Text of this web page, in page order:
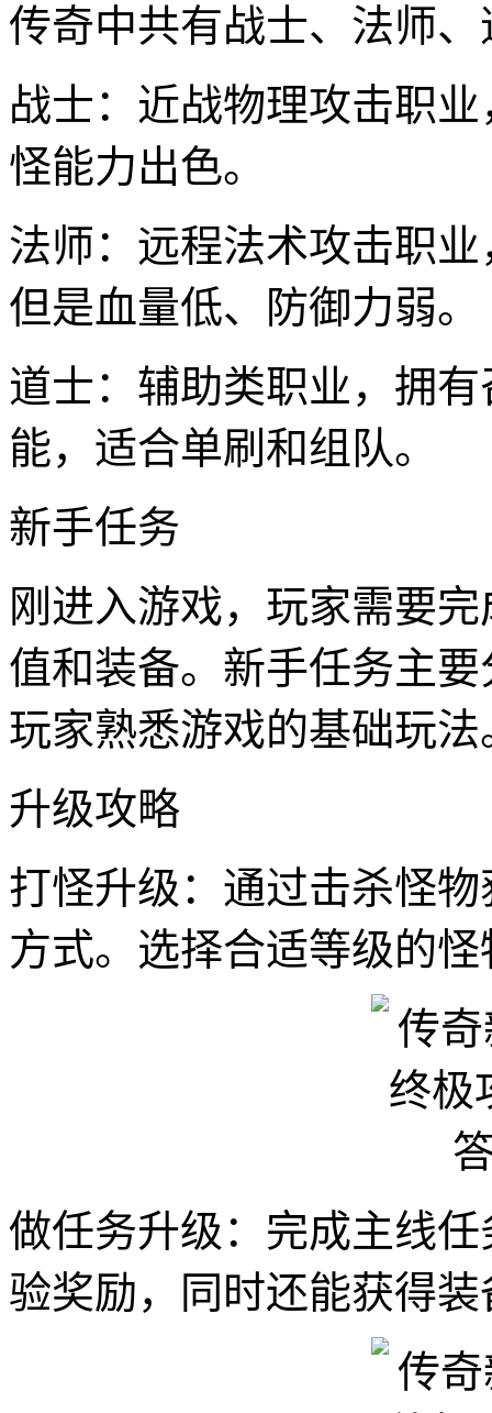
传奇中共有战士、法师
战士：近战物理攻击职
怪能力出色。
法师：远程法术攻击职
但是血量低、防御力弱。
道士：辅助类职业，拥
能，适合单刷和组队。
新手任务
刚进入游戏，玩家需要
值和装备。新手任务主
玩家熟悉游戏的基础玩法
升级攻略
打怪升级：通过击杀怪
方式。选择合适等级的
做任务升级：完成主线
验奖励，同时还能获得